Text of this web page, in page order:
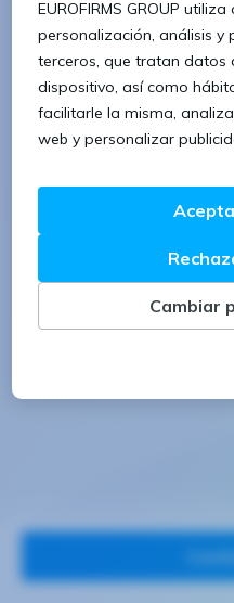
Confirmar contraseña
8 caracteres 1
1 letra mayúscula 1